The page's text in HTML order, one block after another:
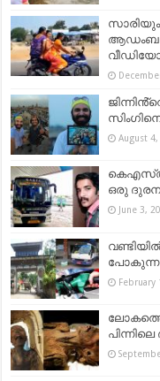
സാരിയും
August 4,
ഒരു
June 3,
പോകുന്ന
February